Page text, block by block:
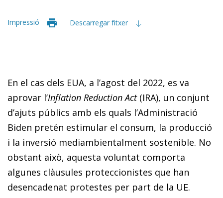
Impressió Descarregar fitxer
En el cas dels EUA, a l’agost del 2022, es va
aprovar l’Inflation Reduction Act(IRA), un conjunt
d’ajuts públics amb els quals l’Administració
Biden pretén estimular el consum, la producció
i la inversió mediambientalment sostenible. No
obstant això, aquesta voluntat comporta
algunes clàusules proteccionistes que han
desencadenat protestes per part de la UE.